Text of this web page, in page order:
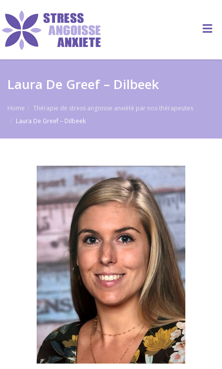
Laura De Greef – Dilbeek
Home
Thérapie de stress angoisse anxiété par nos thérapeutes
Laura De Greef – Dilbeek